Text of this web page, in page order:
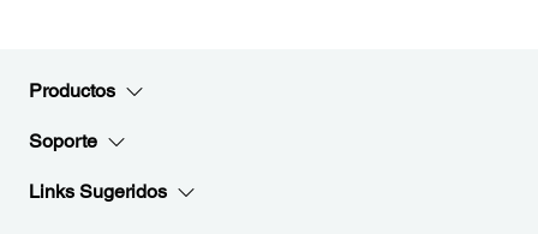
Productos
Soporte
Links Sugeridos